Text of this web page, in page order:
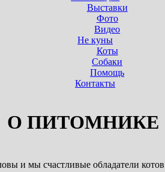
Выставки
Фото
Видео
Не куны
Коты
Собаки
Помощь
Контакты
О ПИТОМНИКЕ
и мы счастливые обладатели